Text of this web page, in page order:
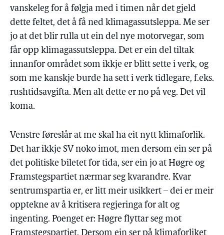
vanskeleg for å følgja med i timen når det gjeld
dette feltet, det å få ned klimagassutsleppa. Me ser
jo at det blir rulla ut ein del nye motorvegar, som
får opp klimagassutsleppa. Det er ein del tiltak
innanfor området som ikkje er blitt sette i verk, og
som me kanskje burde ha sett i verk tidlegare, f.eks.
rushtidsavgifta. Men alt dette er no på veg. Det vil
koma.
Venstre føreslår at me skal ha eit nytt klimaforlik.
Det har ikkje SV noko imot, men dersom ein ser på
det politiske biletet for tida, ser ein jo at Høgre og
Framstegspartiet nærmar seg kvarandre. Kvar
sentrumspartia er, er litt meir usikkert – dei er meir
opptekne av å kritisera regjeringa for alt og
ingenting. Poenget er: Høgre flyttar seg mot